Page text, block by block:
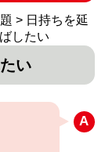
> 日持ちを延
したい
い